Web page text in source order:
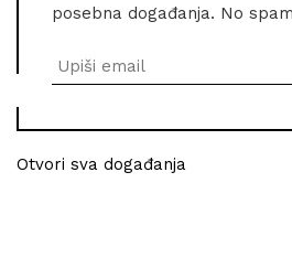
posebna događanja. No
Otvori sva događanja